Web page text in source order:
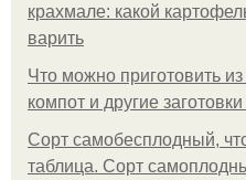
крахмале: какой
варить
Что можно приготовить
компот и другие
Сорт самобесплодный,
таблица. Сорт